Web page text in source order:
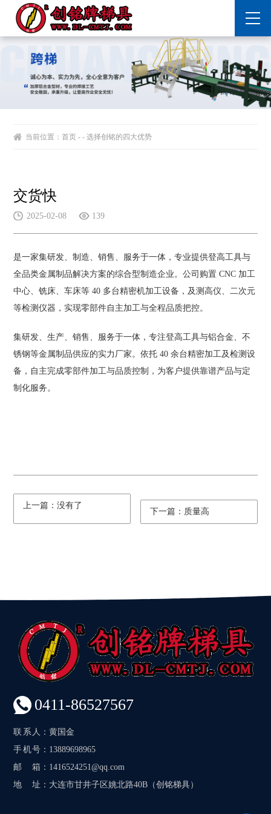
当前位置：首页 - - 选择创铭的四大优势
交货快
2025-02-08 139
是一家集研发、制造、销售、服务于一体，专业提供登高工具与
全品类金属制品解决方案的综合型制造企业。公司购置 CNC 加工
中心、铣床、车床等 40 多台精密机加工设备，及测高仪、二次元
等检测仪器，实现零部件自主加工与全程品质把控。
集研发、生产、销售、服务于一体，专注登高工具与铝合金、不
锈钢等金属制品供应的实力厂家。依托 40 余台精密加工及检测设
备，自主完成零部件加工与品质控制，为客户提供靠谱产品与定
制化服务。
上一篇：没有了
下一篇：质量高
0411-86527567
联系人 ：黄国金
手机号 ：13889698965
邮箱 ：1416524251@qq.com
地址 ：大连市甘井子区姚北路40B（创铭梯具）